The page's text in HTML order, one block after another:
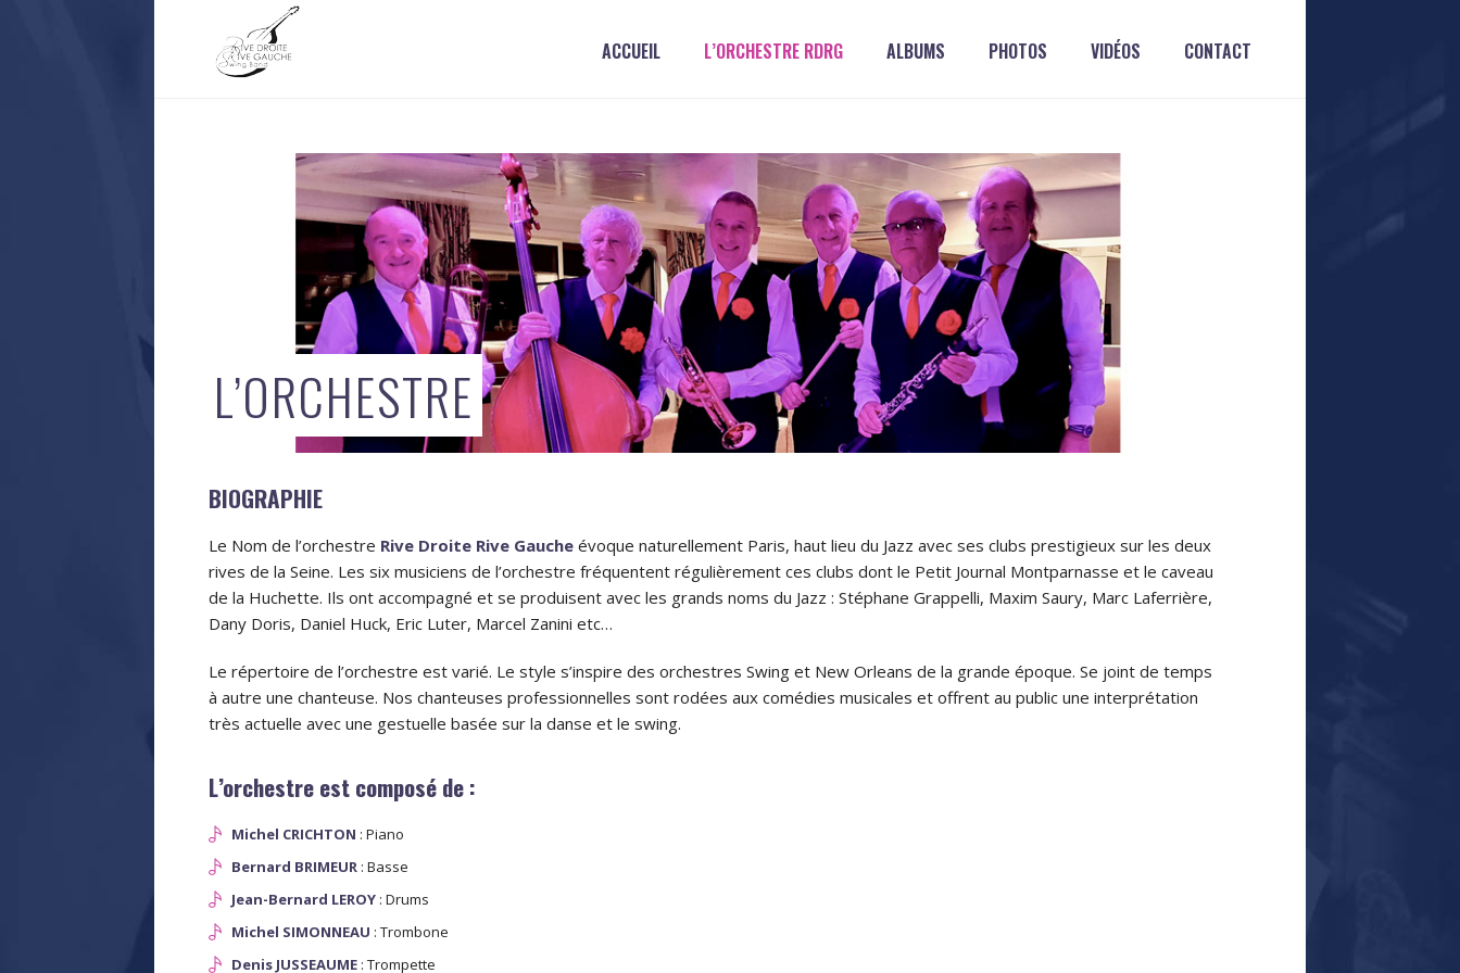
ACCUEIL L’ORCHESTRE RDRG ALBUMS PHOTOS VIDÉOS CONTACT
L’ORCHESTRE
BIOGRAPHIE
Le Nom de l’orchestre Rive Droite Rive Gauche évoque naturellement Paris, haut lieu du Jazz avec ses clubs prestigieux sur les deux
rives de la Seine. Les six musiciens de l’orchestre fréquentent régulièrement ces clubs dont le Petit Journal Montparnasse et le caveau
de la Huchette. Ils ont accompagné et se produisent avec les grands noms du Jazz : Stéphane Grappelli, Maxim Saury, Marc Laferrière,
Dany Doris, Daniel Huck, Eric Luter, Marcel Zanini etc…
Le répertoire de l’orchestre est varié. Le style s’inspire des orchestres Swing et New Orleans de la grande époque. Se joint de temps
à autre une chanteuse. Nos chanteuses professionnelles sont rodées aux comédies musicales et offrent au public une interprétation
très actuelle avec une gestuelle basée sur la danse et le swing.
L’orchestre est composé de :
Michel CRICHTON : Piano
Bernard BRIMEUR : Basse
Jean-Bernard LEROY : Drums
Michel SIMONNEAU : Trombone
Denis JUSSEAUME : Trompette